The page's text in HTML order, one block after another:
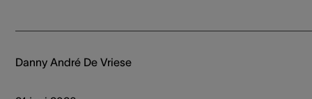
Danny André De Vriese